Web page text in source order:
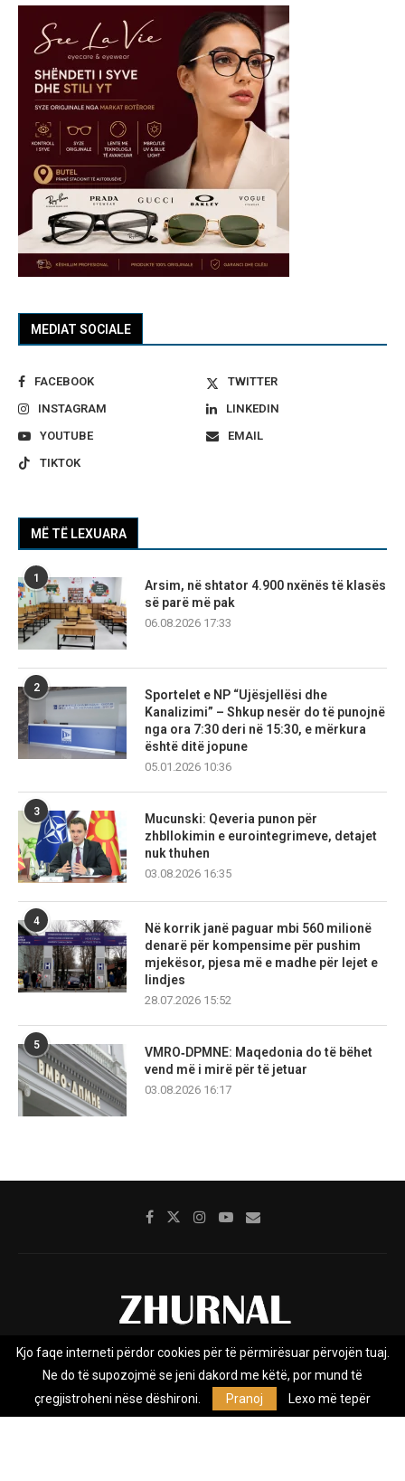
MEDIAT SOCIALE
FACEBOOK
TWITTER
INSTAGRAM
LINKEDIN
YOUTUBE
EMAIL
TIKTOK
MË TË LEXUARA
1
Arsim, në shtator 4.900 nxënës të klasës
së parë më pak
06.08.2026 17:33
2
Sportelet e NP “Ujësjellësi dhe
Kanalizimi” – Shkup nesër do të punojnë
nga ora 7:30 deri në 15:30, e mërkura
është ditë jopune
05.01.2026 10:36
3
Mucunski: Qeveria punon për
zhbllokimin e eurointegrimeve, detajet
nuk thuhen
03.08.2026 16:35
4
Në korrik janë paguar mbi 560 milionë
denarë për kompensime për pushim
mjekësor, pjesa më e madhe për lejet e
lindjes
28.07.2026 15:52
5
VMRO‑DPMNE: Maqedonia do të bëhet
vend më i mirë për të jetuar
03.08.2026 16:17
Rreth nesh Impresumi Marketing
Privacy Policy
Zhurnal.mk është Agjenci e Lajmeve e pavarur, e themeluar në vitin
Kjo faqe interneti përdor cookies për të përmirësuar përvojën tuaj.
Ne do të supozojmë se jeni dakord me këtë, por mund të
çregjistroheni nëse dëshironi.
Pranoj Lexo më tepër